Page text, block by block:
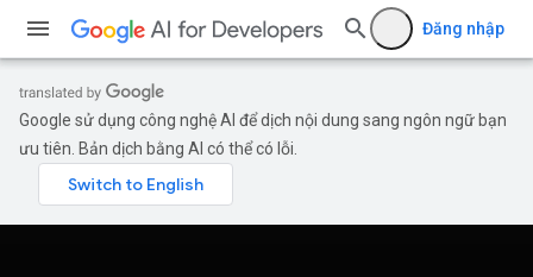
Đăng nhập
Google sử dụng công nghệ AI để dịch nội dung sang ngôn ngữ bạn
ưu tiên. Bản dịch bằng AI có thể có lỗi.